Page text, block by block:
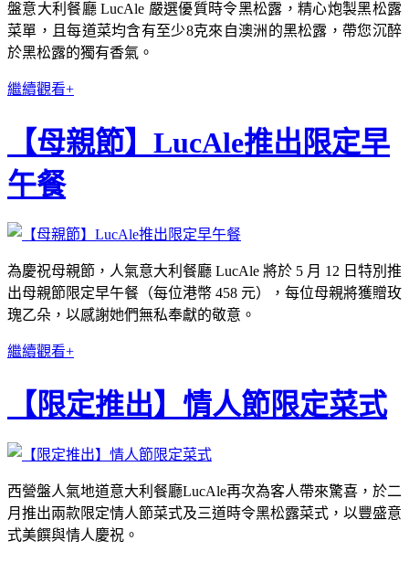
盤意大利餐廳 LucAle 嚴選優質時令黑松露，精心炮製黑松露
菜單，且每道菜均含有至少8克來自澳洲的黑松露，帶您沉醉
於黑松露的獨有香氣。
繼續觀看+
【母親節】LucAle推出限定早
午餐
為慶祝母親節，人氣意大利餐廳 LucAle 將於 5 月 12 日特別推
出母親節限定早午餐（每位港幣 458 元），每位母親將獲贈玫
瑰乙朵，以感謝她們無私奉獻的敬意。
繼續觀看+
【限定推出】情人節限定菜式
西營盤人氣地道意大利餐廳LucAle再次為客人帶來驚喜，於二
月推出兩款限定情人節菜式及三道時令黑松露菜式，以豐盛意
式美饌與情人慶祝。